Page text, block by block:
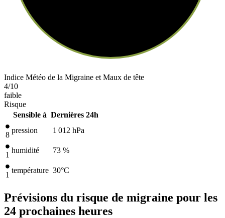
Indice Météo de la Migraine et Maux de tête
4/10
faible
Risque
Sensible à Dernières 24h
8
pression 1 012 hPa
1
humidité 73 %
1
température 30°C
Prévisions du risque de migraine pour les
24 prochaines heures